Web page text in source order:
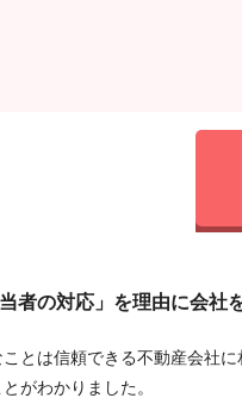
者の対応」を理由に会社
とは信頼できる不動産会社
がわかりました。